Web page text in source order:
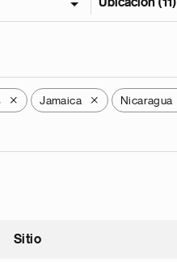
X Jamaica X Nicaragua
Sitio